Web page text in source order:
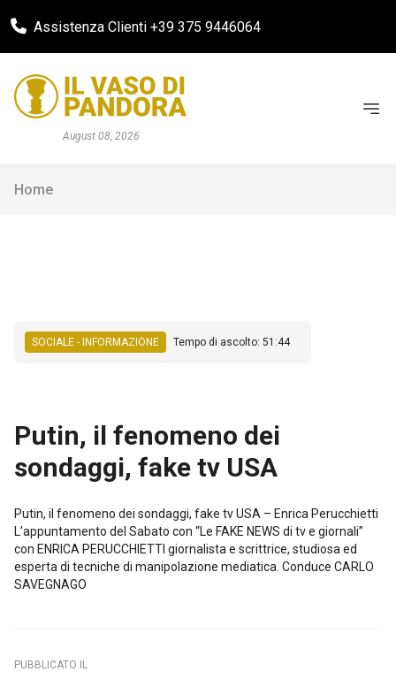
Assistenza Clienti +39 375 9446064
August 08, 2026
Home
SOCIALE - INFORMAZIONE Tempo di ascolto: 51:44
Putin, il fenomeno dei
sondaggi, fake tv USA
Putin, il fenomeno dei sondaggi, fake tv USA – Enrica Perucchietti
L’appuntamento del Sabato con “Le FAKE NEWS di tv e giornali”
con ENRICA PERUCCHIETTI giornalista e scrittrice, studiosa ed
esperta di tecniche di manipolazione mediatica. Conduce CARLO
SAVEGNAGO
PUBBLICATO IL